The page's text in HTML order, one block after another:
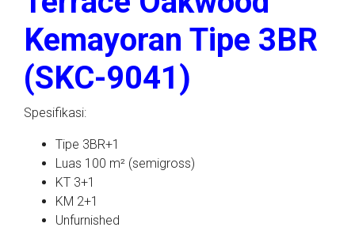
Kemayoran Tipe 3BR
(SKC-9041)
Spesifikasi:
Tipe 3BR+1
Luas 100 m² (semigross)
KT 3+1
KM 2+1
Unfurnished